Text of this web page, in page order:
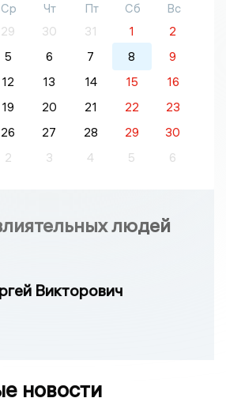
Ср Чт Пт Сб
Вс
29 30 31 1
2
5 6 7 8
9
12 13 14 15
16
19 20 21 22
23
26 27 28 29
30
2 3 4 5 6
людей
Викторович
новости